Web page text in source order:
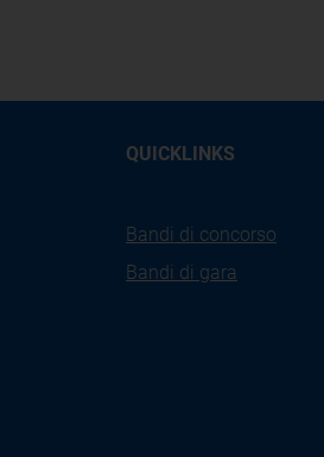
QUICKLINKS
Bandi di concorso
Bandi di gara